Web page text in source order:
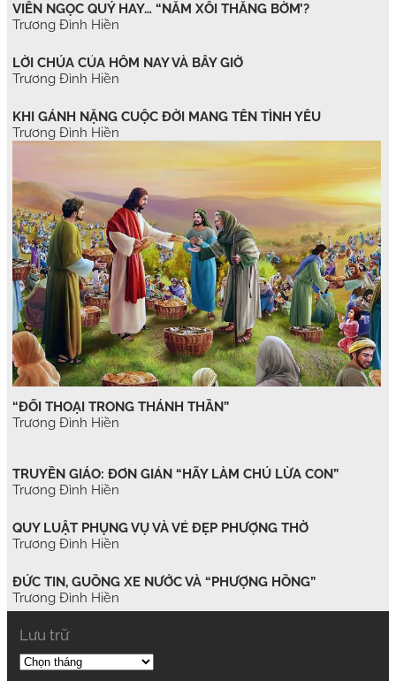
VIÊN NGỌC QUÝ HAY… “NẮM XÔI THẰNG BỜM’?
Trương Đình Hiền
LỜI CHÚA CỦA HÔM NAY VÀ BÂY GIỜ
Trương Đình Hiền
KHI GÁNH NẶNG CUỘC ĐỜI MANG TÊN TÌNH YÊU
Trương Đình Hiền
“ĐỐI THOẠI TRONG THÁNH THẦN”
Trương Đình Hiền
TRUYỀN GIÁO: ĐƠN GIẢN “HÃY LÀM CHÚ LỪA CON”
Trương Đình Hiền
QUY LUẬT PHỤNG VỤ VÀ VẺ ĐẸP PHƯỢNG THỜ
Trương Đình Hiền
ĐỨC TIN, GUỒNG XE NƯỚC VÀ “PHƯỢNG HỒNG”
Trương Đình Hiền
Lưu trữ